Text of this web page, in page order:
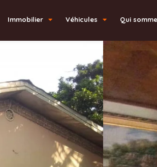
Immobilier Véhicules Qui